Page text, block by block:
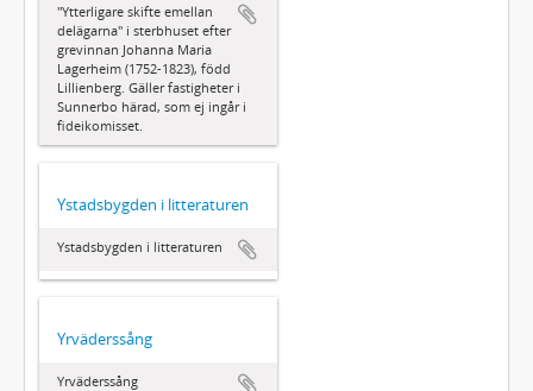
"Ytterligare skifte emellan
delägarna" i sterbhuset efter
grevinnan Johanna Maria
Lagerheim (1752-1823), född
Lillienberg. Gäller fastigheter i
Sunnerbo härad, som ej ingår i
fideikomisset.
Ystadsbygden i litteraturen
Ystadsbygden i litteraturen
Yrväderssång
Yrväderssång